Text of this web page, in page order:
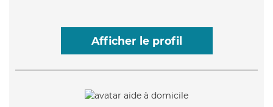
Afficher le profil